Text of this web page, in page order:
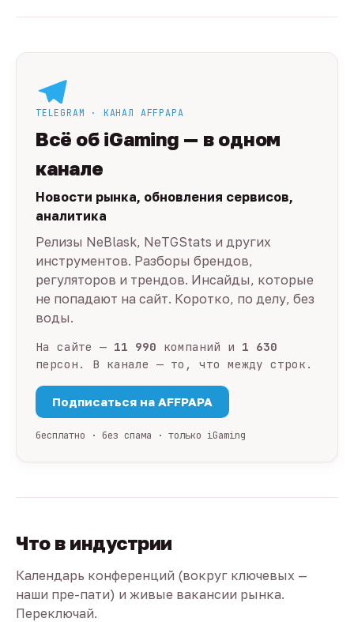
TELEGRAM · КАНАЛ AFFPAPA
Всё об iGaming — в одном
канале
Новости рынка, обновления сервисов,
аналитика
Релизы NeBlask, NeTGStats и других
инструментов. Разборы брендов,
регуляторов и трендов. Инсайды, которые
не попадают на сайт. Коротко, по делу, без
воды.
На сайте — 11 990 компаний и 1 630
персон. В канале — то, что между строк.
Подписаться на AFFPAPA
бесплатно · без спама · только iGaming
Что в индустрии
Календарь конференций (вокруг ключевых —
наши пре-пати) и живые вакансии рынка.
Переключай.